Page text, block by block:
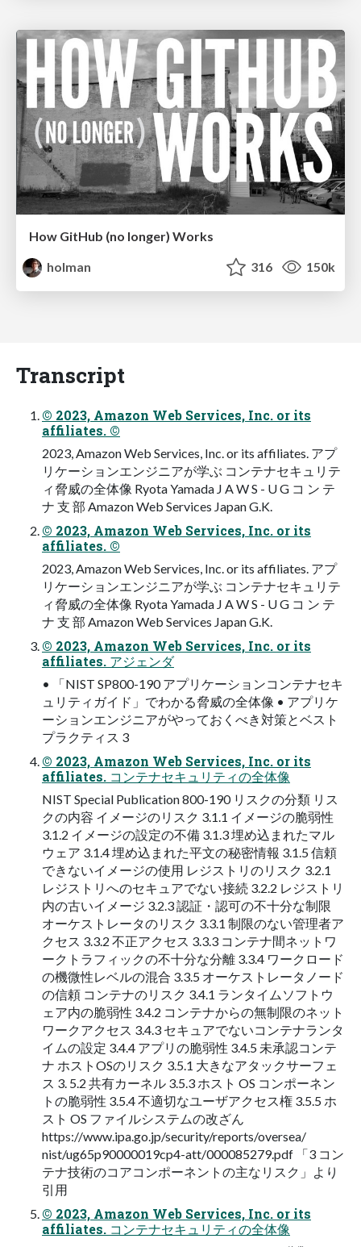
How GitHub (no longer) Works
holman
316 150k
Transcript
© 2023, Amazon Web Services, Inc. or its
affiliates. ©
2023, Amazon Web Services, Inc. or its affiliates. アプ
リケーションエンジニアが学ぶ コンテナセキュリテ
ィ脅威の全体像 Ryota Yamada J A W S - U G コ ン テ
ナ 支 部 Amazon Web Services Japan G.K.
© 2023, Amazon Web Services, Inc. or its
affiliates. ©
2023, Amazon Web Services, Inc. or its affiliates. アプ
リケーションエンジニアが学ぶ コンテナセキュリテ
ィ脅威の全体像 Ryota Yamada J A W S - U G コ ン テ
ナ 支 部 Amazon Web Services Japan G.K.
© 2023, Amazon Web Services, Inc. or its
affiliates. アジェンダ
• 「NIST SP800-190 アプリケーションコンテナセキ
ュリティガイド」でわかる脅威の全体像 • アプリケ
ーションエンジニアがやっておくべき対策とベスト
プラクティス 3
© 2023, Amazon Web Services, Inc. or its
affiliates. コンテナセキュリティの全体像
NIST Special Publication 800-190 リスクの分類 リス
クの内容 イメージのリスク 3.1.1 イメージの脆弱性
3.1.2 イメージの設定の不備 3.1.3 埋め込まれたマル
ウェア 3.1.4 埋め込まれた平文の秘密情報 3.1.5 信頼
できないイメージの使用 レジストリのリスク 3.2.1
レジストリへのセキュアでない接続 3.2.2 レジストリ
内の古いイメージ 3.2.3 認証・認可の不十分な制限
オーケストレータのリスク 3.3.1 制限のない管理者ア
クセス 3.3.2 不正アクセス 3.3.3 コンテナ間ネットワ
ークトラフィックの不十分な分離 3.3.4 ワークロード
の機微性レベルの混合 3.3.5 オーケストレータノード
の信頼 コンテナのリスク 3.4.1 ランタイムソフトウ
ェア内の脆弱性 3.4.2 コンテナからの無制限のネット
ワークアクセス 3.4.3 セキュアでないコンテナランタ
イムの設定 3.4.4 アプリの脆弱性 3.4.5 未承認コンテ
ナ ホストOSのリスク 3.5.1 大きなアタックサーフェ
ス 3. 5.2 共有カーネル 3.5.3 ホスト OS コンポーネン
トの脆弱性 3.5.4 不適切なユーザアクセス権 3.5.5 ホ
スト OS ファイルシステムの改ざん
https://www.ipa.go.jp/security/reports/oversea/
nist/ug65p90000019cp4-att/000085279.pdf 「3 コン
テナ技術のコアコンポーネントの主なリスク」より
引用
© 2023, Amazon Web Services, Inc. or its
affiliates. コンテナセキュリティの全体像